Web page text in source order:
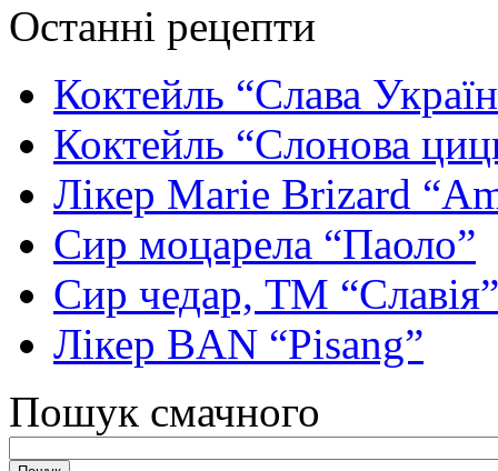
Останні рецепти
Коктейль “Слава
Коктейль “Слонова
Лікер Marie Brizard
Сир моцарела “Паоло”
Сир чедар, ТМ “Славія”
Лікер BAN “Pisang”
Пошук смачного